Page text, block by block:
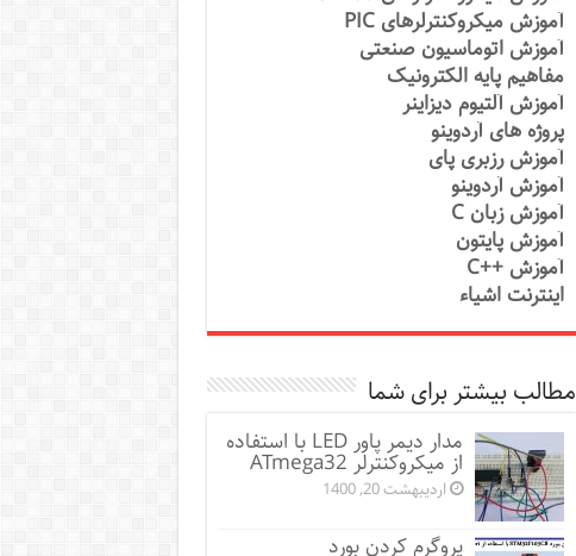
آموزش میکروکنترلرهای PIC
آموزش اتوماسیون صنعتی
مفاهیم پایه الکترونیک
آموزش آلتیوم دیزاینر
پروژه های آردوینو
آموزش رزبری پای
آموزش آردوینو
آموزش زبان C
آموزش پایتون
آموزش ++C
اینترنت اشیاء
مطالب بیشتر برای شما
مدار دیمر پاور LED با استفاده
از میکروکنترلر ATmega32
اردیبهشت 20, 1400
پروگرم کردن بورد